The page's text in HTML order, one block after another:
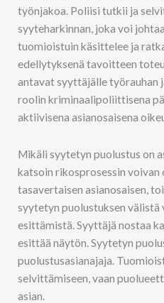
työnjakoa. Poliisi tutkii ja
syyteharkinnan, joka voi
tuomioistuin käsittelee ja
edellytyksenä tavoitteen
antavat syyttäjälle työrauhan
roolin kriminaalipoliittisena
aktiivisena asianosaisena
Mikäli syytetyn puolustus on
katsoin rikosprosessin voivan
tasavertaisen asianosaisen,
syytetyn puolustuksen välistä
esittämistä. Syyttäjä nostaa
esittää näytön. Syytetyn
puolustusasianajaja.
selvittämiseen, vaan
asian.